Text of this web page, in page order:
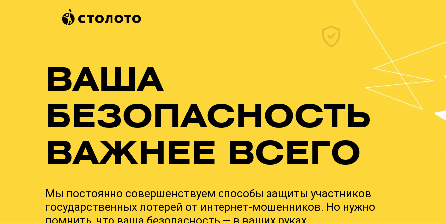
ВАША
БЕЗОПАСНОСТЬ
ВАЖНЕЕ ВСЕГО
Мы постоянно совершенствуем способы защиты участников
государственных лотерей от интернет-мошенников. Но нужно
помнить, что ваша безопасность — в ваших руках.
КУДА ОБРАЩАТЬСЯ,
С